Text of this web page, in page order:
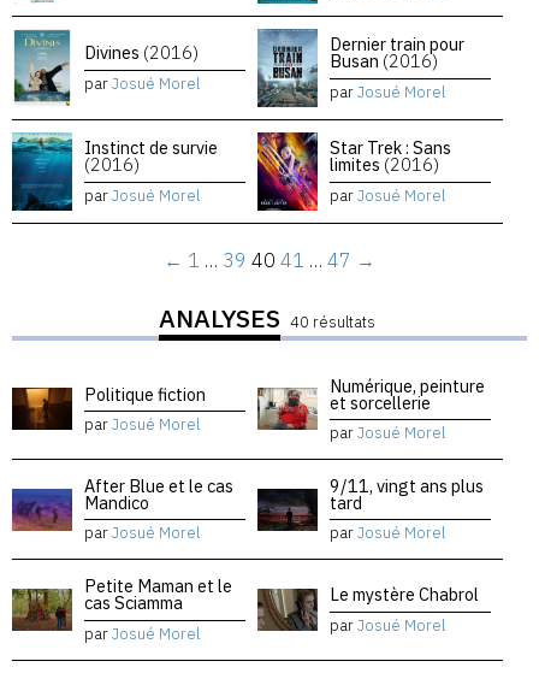
Divines (2016)
parJosué Morel
Dernier train pour
Busan (2016)
parJosué Morel
Instinct de survie
(2016)
parJosué Morel
Star Trek : Sans
limites (2016)
parJosué Morel
← 1 … 39 40 41 … 47 →
ANALYSES 40 résultats
Politique fiction
parJosué Morel
Numérique, peinture
et sorcellerie
parJosué Morel
After Blue et le cas
Mandico
parJosué Morel
9/11, vingt ans plus
tard
parJosué Morel
Petite Maman et le
cas Sciamma
parJosué Morel
Le mystère Chabrol
parJosué Morel